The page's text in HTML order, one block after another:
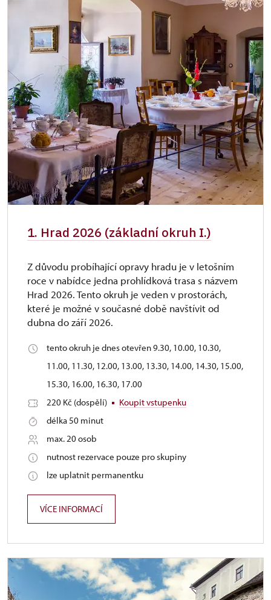
1. Hrad 2026 (základní okruh I.)
Z důvodu probíhající opravy hradu je v letošním
roce v nabídce jedna prohlídková trasa s názvem
Hrad 2026. Tento okruh je veden v prostorách,
které je možné v současné době navštívit od
dubna do září 2026.
tento okruh je dnes otevřen 9.30, 10.00, 10.30,
11.00, 11.30, 12.00, 13.00, 13.30, 14.00, 14.30, 15.00,
15.30, 16.00, 16.30, 17.00
220 Kč (dospělí)
Koupit vstupenku
délka 50 minut
max. 20 osob
nutnost rezervace pouze pro skupiny
lze uplatnit permanentku
VÍCE INFORMACÍ